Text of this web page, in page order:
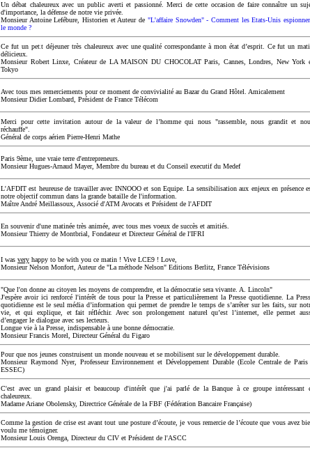
Un débat chaleureux avec un public averti et passionné. Merci de cette occasion de faire connaître un
d'importance, la défense de notre vie privée.
Monsieur Antoine Lefébure, Historien et Auteur de "L'affaire Snowden" - Comment les Etats-Unis
le monde ?
Ce fut un petit déjeuner très chaleureux avec une qualité correspondante à mon état d’esprit. Ce fut un
délicieux.
Monsieur Robert Linxe, Créateur de LA MAISON DU CHOCOLAT Paris, Cannes, Londres, New York
Tokyo
Avec tous mes remerciements pour ce moment de convivialité au Bazar du Grand Hôtel. Amicalement
Monsieur Didier Lombard, Président de France Télécom
Merci pour cette invitation autour de la valeur de l’homme qui nous "rassemble, nous grandit et
réchauffe".
Général de corps aérien Pierre-Henri Mathe
Paris 9ème, une vraie terre d'entrepreneurs.
Monsieur Hugues-Arnaud Mayer, Membre du bureau et du Conseil executif du Medef
L'AFDIT est heureuse de travailler avec INNOOO et son Equipe. La sensibilisation aux enjeux en présence
notre objectif commun dans la grande bataille de l'information.
Maître André Meillassoux, Associé d'ATM Avocats et Président de l'AFDIT
En souvenir d'une matinée très animée, avec tous mes voeux de succès et amitiés.
Monsieur Thierry de Montbrial, Fondateur et Directeur Général de l'IFRI
I was very happy to be with you ce matin ! Vive LCE9 ! Love,
Monsieur Nelson Monfort, Auteur de "La méthode Nelson" Editions Berlitz, France Télévisions
"Que l'on donne au citoyen les moyens de comprendre, et la démocratie sera vivante. A. Lincoln"
J'espère avoir ici renforcé l'intérêt de tous pour la Presse et particulièrement la Presse quotidienne. La
quotidienne est le seul média d’information qui permet de prendre le temps de s’arrêter sur les faits, sur
vie, et qui explique, et fait réfléchir. Avec son prolongement naturel qu’est l’internet, elle permet
d’engager le dialogue avec ses lecteurs.
Longue vie à la Presse, indispensable à une bonne démocratie.
Monsieur Francis Morel, Directeur Général du Figaro
Pour que nos jeunes construisent un monde nouveau et se mobilisent sur le développement durable.
Monsieur Raymond Nyer, Professeur Environnement et Développement Durable (Ecole Centrale de
ESSEC)
C'est avec un grand plaisir et beaucoup d'intérêt que j'ai parlé de la Banque à ce groupe intéressant
chaleureux.
Madame Ariane Obolensky, Directrice Générale de la FBF (Fédération Bancaire Française)
Comme la gestion de crise est avant tout une posture d’écoute, je vous remercie de l’écoute que vous avez
voulu me témoigner.
Monsieur Louis Orenga, Directeur du CIV et Président de l'ASCC